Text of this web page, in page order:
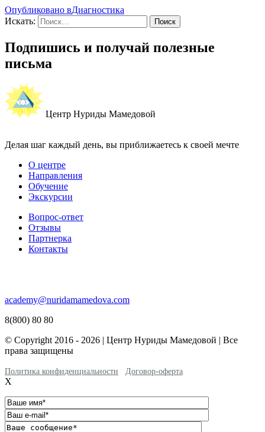
Опубликовано вДиагностика
Искать:
Поиск
Подпишись и получай полезные
письма
Центр Нуриды Мамедовой
Делая шаг каждый день, вы приближаетесь к своей мечте
О центре
Направления
Обучение
Экскурсии
Вопрос-ответ
Отзывы
Партнерка
Контакты
academy@nuridamamedova.com
8(800) 80 80
© Copyright 2016 - 2026 | Центр Нуриды Мамедовой | Все
права защищены
Политика конфиденциальности Договор-оферта
X